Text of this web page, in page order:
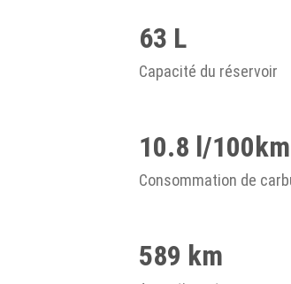
63 L
Capacité du réservoir
10.8 l/100km
Consommation de
589 km